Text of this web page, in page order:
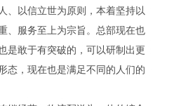
、以信立世为原则，本着坚持以
、服务至上为宗旨。总部现在也
是敢于有突破的，可以研制出更
态，现在也是满足不同的人们的